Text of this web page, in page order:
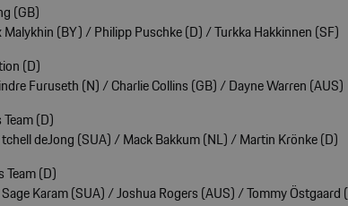
(GB)
Malykhin (BY) / Philipp Puschke (D) / Turkka Hakkinnen (SF)
(D)
Furuseth (N) / Charlie Collins (GB) / Dayne Warren (AUS)
(D)
deJong (SUA) / Mack Bakkum (NL) / Martin Krönke (D)
(D)
Karam (SUA) / Joshua Rogers (AUS) / Tommy Östgaard